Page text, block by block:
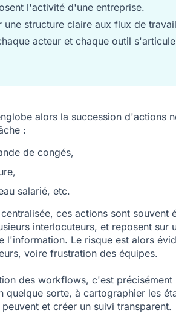
l'activité d'une entreprise.
une structure claire aux flux de
acteur et chaque outil
alors la succession d'actions
:
de congés,
salarié, etc.
ces actions sont souvent
interlocuteurs, et reposent sur
l'information. Le risque est alors
voire frustration des équipes.
des workflows, c'est précisément
quelque sorte, à cartographier les
et créer un suivi transparent.